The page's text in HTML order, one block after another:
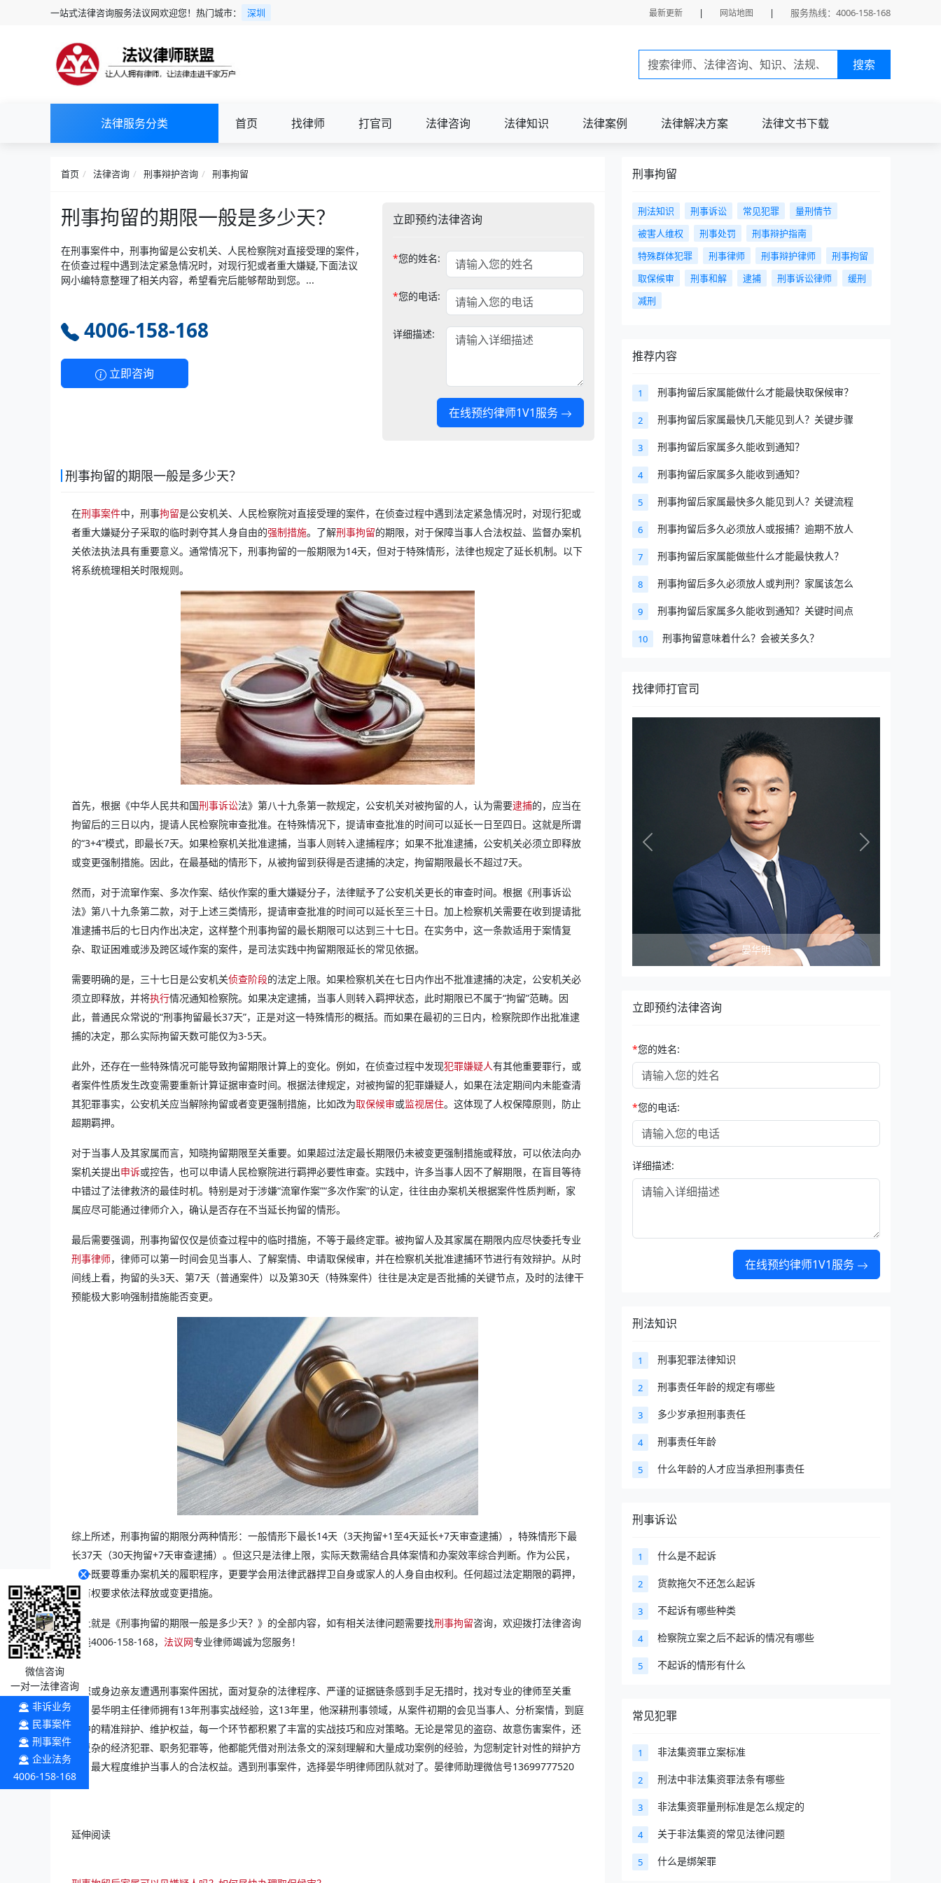
一站式法律咨询服务法议网欢迎您！热门城市： 深圳 最新更新 | 网站地图 | 服务热线：4006-158-168
搜索
法律服务分类 首页 找律师 打官司 法律咨询 法律知识 法律案例 法律解决方案 法律文书下载
首页 法律咨询 刑事辩护咨询 刑事拘留
刑事拘留的期限一般是多少天？
在刑事案件中，刑事拘留是公安机关、人民检察院对直接受理的案件，
在侦查过程中遇到法定紧急情况时，对现行犯或者重大嫌疑,下面法议
网小编特意整理了相关内容，希望看完后能够帮助到您。...
4006-158-168
立即咨询
立即预约法律咨询
*您的姓名:
*您的电话:
详细描述:
在线预约律师1V1服务
刑事拘留的期限一般是多少天？
在刑事案件中，刑事拘留是公安机关、人民检察院对直接受理的案件，在侦查过程中遇到法定紧急情况时，对现行犯或
者重大嫌疑分子采取的临时剥夺其人身自由的强制措施。了解刑事拘留的期限，对于保障当事人合法权益、监督办案机
关依法执法具有重要意义。通常情况下，刑事拘留的一般期限为14天，但对于特殊情形，法律也规定了延长机制。以下
将系统梳理相关时限规则。
首先，根据《中华人民共和国刑事诉讼法》第八十九条第一款规定，公安机关对被拘留的人，认为需要逮捕的，应当在
拘留后的三日以内，提请人民检察院审查批准。在特殊情况下，提请审查批准的时间可以延长一日至四日。这就是所谓
的“3+4”模式，即最长7天。如果检察机关批准逮捕，当事人则转入逮捕程序；如果不批准逮捕，公安机关必须立即释放
或变更强制措施。因此，在最基础的情形下，从被拘留到获得是否逮捕的决定，拘留期限最长不超过7天。
然而，对于流窜作案、多次作案、结伙作案的重大嫌疑分子，法律赋予了公安机关更长的审查时间。根据《刑事诉讼
法》第八十九条第二款，对于上述三类情形，提请审查批准的时间可以延长至三十日。加上检察机关需要在收到提请批
准逮捕书后的七日内作出决定，这样整个刑事拘留的最长期限可以达到三十七日。在实务中，这一条款适用于案情复
杂、取证困难或涉及跨区域作案的案件，是司法实践中拘留期限延长的常见依据。
需要明确的是，三十七日是公安机关侦查阶段的法定上限。如果检察机关在七日内作出不批准逮捕的决定，公安机关必
须立即释放，并将执行情况通知检察院。如果决定逮捕，当事人则转入羁押状态，此时期限已不属于“拘留”范畴。因
此，普通民众常说的“刑事拘留最长37天”，正是对这一特殊情形的概括。而如果在最初的三日内，检察院即作出批准逮
捕的决定，那么实际拘留天数可能仅为3-5天。
此外，还存在一些特殊情况可能导致拘留期限计算上的变化。例如，在侦查过程中发现犯罪嫌疑人有其他重要罪行，或
者案件性质发生改变需要重新计算证据审查时间。根据法律规定，对被拘留的犯罪嫌疑人，如果在法定期间内未能查清
其犯罪事实，公安机关应当解除拘留或者变更强制措施，比如改为取保候审或监视居住。这体现了人权保障原则，防止
超期羁押。
对于当事人及其家属而言，知晓拘留期限至关重要。如果超过法定最长期限仍未被变更强制措施或释放，可以依法向办
案机关提出申诉或控告，也可以申请人民检察院进行羁押必要性审查。实践中，许多当事人因不了解期限，在盲目等待
中错过了法律救济的最佳时机。特别是对于涉嫌“流窜作案”“多次作案”的认定，往往由办案机关根据案件性质判断，家
属应尽可能通过律师介入，确认是否存在不当延长拘留的情形。
最后需要强调，刑事拘留仅仅是侦查过程中的临时措施，不等于最终定罪。被拘留人及其家属在期限内应尽快委托专业
刑事律师，律师可以第一时间会见当事人、了解案情、申请取保候审，并在检察机关批准逮捕环节进行有效辩护。从时
间线上看，拘留的头3天、第7天（普通案件）以及第30天（特殊案件）往往是决定是否批捕的关键节点，及时的法律干
预能极大影响强制措施能否变更。
综上所述，刑事拘留的期限分两种情形：一般情形下最长14天（3天拘留+1至4天延长+7天审查逮捕），特殊情形下最
长37天（30天拘留+7天审查逮捕）。但这只是法律上限，实际天数需结合具体案情和办案效率综合判断。作为公民，
对外既要尊重办案机关的履职程序，更要学会用法律武器捍卫自身或家人的人身自由权利。任何超过法定期限的羁押，
都有权要求依法释放或变更措施。
以上就是《刑事拘留的期限一般是多少天？》的全部内容，如有相关法律问题需要找刑事拘留咨询，欢迎拨打法律咨询
热线4006-158-168， 法议网专业律师竭诚为您服务！
当您或身边亲友遭遇刑事案件困扰，面对复杂的法律程序、严谨的证据链条感到手足无措时，找对专业的律师至关重
要。晏华明主任律师拥有13年刑事实战经验，这13年里，他深耕刑事领域，从案件初期的会见当事人、分析案情，到庭
审中的精准辩护、维护权益，每一个环节都积累了丰富的实战技巧和应对策略。无论是常见的盗窃、故意伤害案件，还
是复杂的经济犯罪、职务犯罪等，他都能凭借对刑法条文的深刻理解和大量成功案例的经验，为您制定针对性的辩护方
案，最大程度维护当事人的合法权益。遇到刑事案件，选择晏华明律师团队就对了。晏律师助理微信号13699777520
延伸阅读
刑事拘留
刑法知识 刑事诉讼 常见犯罪
量刑情节
被害人维权
刑事处罚
刑事辩护指南
特殊群体犯罪
刑事律师 刑事辩护律师
刑事拘留
取保候审
刑事和解 逮捕 刑事诉讼律师
缓刑
减刑
推荐内容
1 刑事拘留后家属能做什么才能最快取保候审？
2 刑事拘留后家属最快几天能见到人？关键步骤
3 刑事拘留后家属多久能收到通知？
4 刑事拘留后家属多久能收到通知？
5 刑事拘留后家属最快多久能见到人？关键流程
6 刑事拘留后多久必须放人或报捕？逾期不放人
7 刑事拘留后家属能做些什么才能最快救人？
8 刑事拘留后多久必须放人或判刑？家属该怎么
9 刑事拘留后家属多久能收到通知？关键时间点
10 刑事拘留意味着什么？会被关多久？
找律师打官司
张晨光
Previous Next
立即预约法律咨询
*您的姓名:
*您的电话:
详细描述:
在线预约律师1V1服务
刑法知识
1 刑事犯罪法律知识
2 刑事责任年龄的规定有哪些
3 多少岁承担刑事责任
4 刑事责任年龄
5 什么年龄的人才应当承担刑事责任
刑事诉讼
1 什么是不起诉
2 货款拖欠不还怎么起诉
3 不起诉有哪些种类
4 检察院立案之后不起诉的情况有哪些
5 不起诉的情形有什么
常见犯罪
1 非法集资罪立案标准
2 刑法中非法集资罪法条有哪些
3 非法集资罪量刑标准是怎么规定的
4 关于非法集资的常见法律问题
5 什么是绑架罪
微信咨询
一对一法律咨询
非诉业务
民事案件
刑事案件
企业法务
4006-158-168